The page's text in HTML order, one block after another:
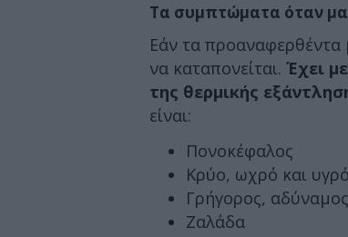
Τα συμπτώματα όταν
Εάν τα προαναφερθέντα
να καταπονείται. Έχει
της θερμικής
είναι:
Πονοκέφαλος
Κρύο, ωχρό και
Γρήγορος,
Ζαλάδα